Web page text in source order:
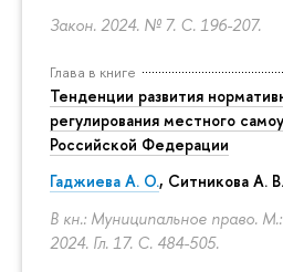
Закон. 2024. № 7. С. 196-207.
Глава в книге
Тенденции развития
регулирования местного
Российской Федерации
Гаджиева А. О., Ситникова А. В.
В кн.: Муниципальное право.
2024. Гл. 17. С. 484-505.